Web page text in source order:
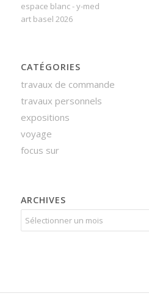
espace blanc - y-med
art basel 2026
CATÉGORIES
travaux de commande
travaux personnels
expositions
voyage
focus sur
ARCHIVES